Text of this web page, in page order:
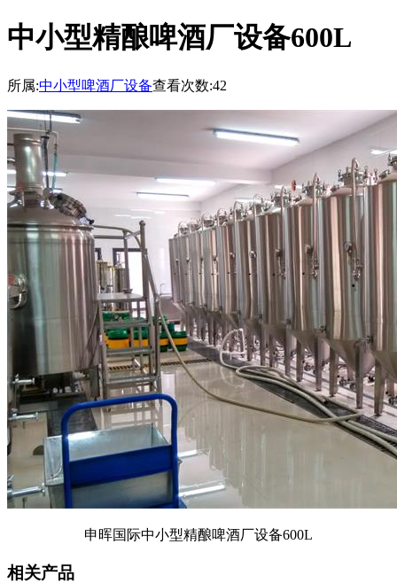
中小型精酿啤酒厂设备600L
所属:中小型啤酒厂设备查看次数:42
申晖国际中小型精酿啤酒厂设备600L
相关产品